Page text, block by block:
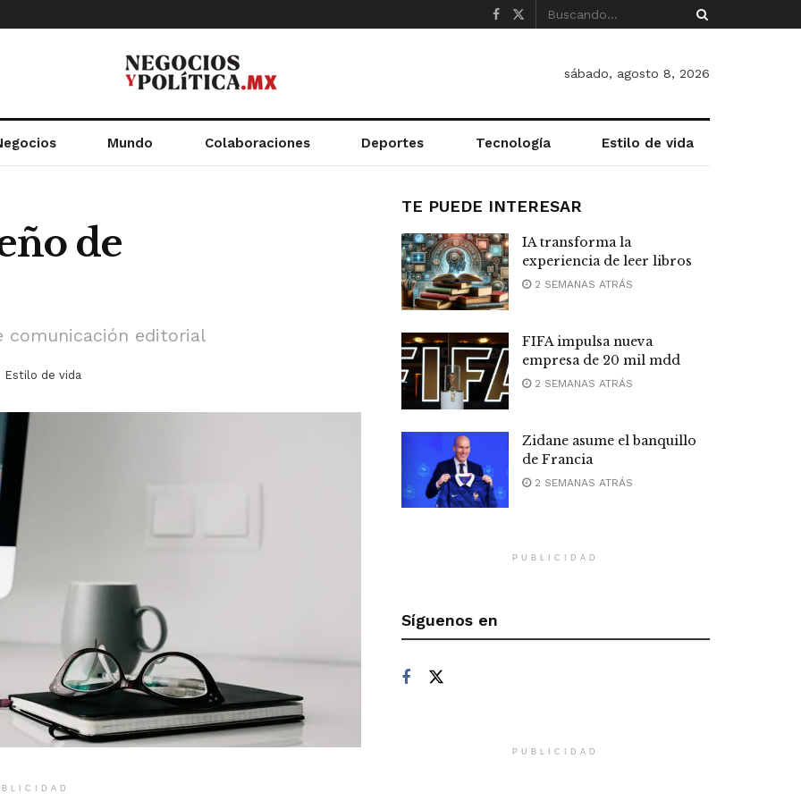
sábado, agosto 8, 2026
Mundo Colaboraciones Deportes Tecnología Estilo de vida
de
comunicación editorial
Estilo de vida
TE PUEDE INTERESAR
IA transforma la
experiencia de leer libros
2 SEMANAS ATRÁS
FIFA impulsa nueva
empresa de 20 mil mdd
2 SEMANAS ATRÁS
Zidane asume el banquillo
de Francia
2 SEMANAS ATRÁS
PUBLICIDAD
Síguenos en
PUBLICIDAD